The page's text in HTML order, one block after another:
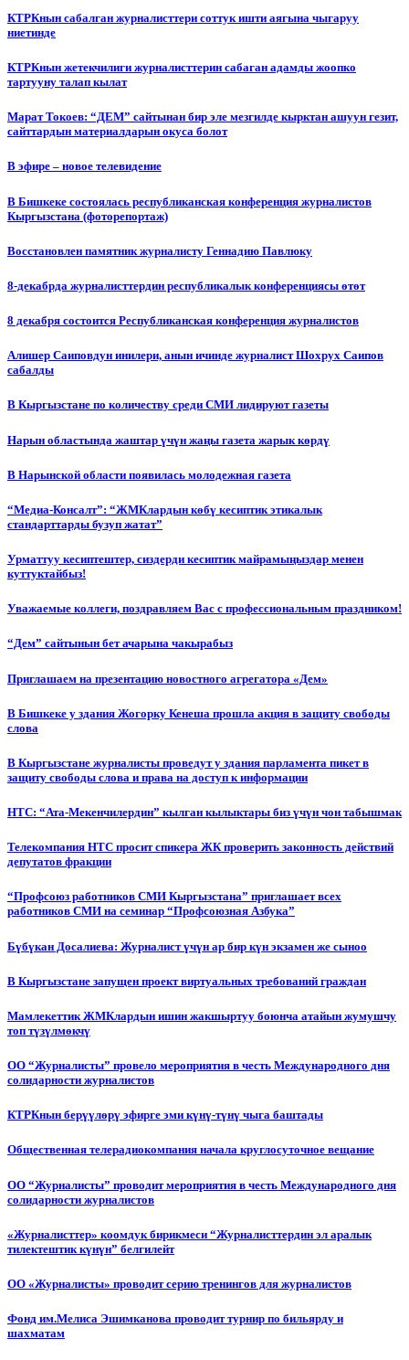
КТРКнын сабалган журналисттери соттук ишти аягына чыгаруу
ниетинде
КТРКнын жетекчилиги журналисттерин сабаган адамды жоопко
тартууну талап кылат
Марат Токоев: “ДЕМ” сайтынан бир эле мезгилде кырктан ашуун гезит,
сайттардын материалдарын окуса болот
В эфире – новое телевидение
В Бишкеке состоялась республиканская конференция журналистов
Кыргызстана (фоторепортаж)
Восстановлен памятник журналисту Геннадию Павлюку
8-декабрда журналисттердин республикалык конференциясы өтөт
8 декабря состоится Республиканская конференция журналистов
Алишер Саиповдун инилери, анын ичинде журналист Шохрух Саипов
сабалды
В Кыргызстане по количеству среди СМИ лидируют газеты
Нарын областында жаштар үчүн жаңы газета жарык көрдү
В Нарынской области появилась молодежная газета
“Медиа-Консалт”: “ЖМКлардын көбү кесиптик этикалык
стандарттарды бузуп жатат”
Урматтуу кесиптештер, сиздерди кесиптик майрамыңыздар менен
куттуктайбыз!
Уважаемые коллеги, поздравляем Вас с профессиональным праздником!
“Дем” сайтынын бет ачарына чакырабыз
Приглашаем на презентацию новостного агрегатора «Дем»
В Бишкеке у здания Жогорку Кенеша прошла акция в защиту свободы
слова
В Кыргызстане журналисты проведут у здания парламента пикет в
защиту свободы слова и права на доступ к информации
НТС: “Ата-Мекенчилердин” кылган кылыктары биз үчүн чон табышмак
Телекомпания НТС просит спикера ЖК проверить законность действий
депутатов фракции
“Профсоюз работников СМИ Кыргызстана” приглашает всех
работников СМИ на семинар “Профсоюзная Азбука”
Бүбүкан Досалиева: Журналист үчүн ар бир күн экзамен же сыноо
В Кыргызстане запущен проект виртуальных требований граждан
Мамлекеттик ЖМКлардын ишин жакшыртуу боюнча атайын жумушчу
топ түзүлмөкчү
ОО “Журналисты” провело мероприятия в честь Международного дня
солидарности журналистов
КТРКнын берүүлөрү эфирге эми күнү-түнү чыга баштады
Общественная телерадиокомпания начала круглосуточное вещание
ОО “Журналисты” проводит мероприятия в честь Международного дня
солидарности журналистов
«Журналисттер» коомдук бирикмеси “Журналисттердин эл аралык
тилектештик күнүн” белгилейт
ОО «Журналисты» проводит серию тренингов для журналистов
Фонд им.Мелиса Эшимканова проводит турнир по бильярду и
шахматам